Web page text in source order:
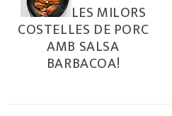
LES MILORS
COSTELLES DE PORC
AMB SALSA
BARBACOA!